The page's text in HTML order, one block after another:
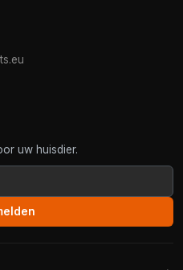
uw huisdier.